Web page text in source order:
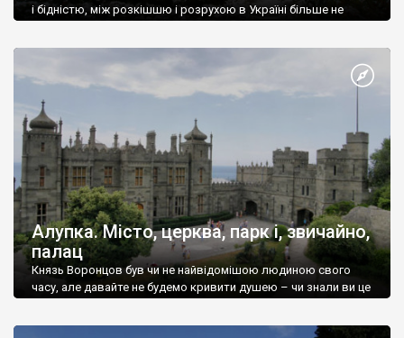
і бідністю, між розкішшю і розрухою в Україні більше не
Алупка. Місто, церква, парк і, звичайно,
палац
Князь Воронцов був чи не найвідомішою людиною свого
часу, але давайте не будемо кривити душею – чи знали ви це